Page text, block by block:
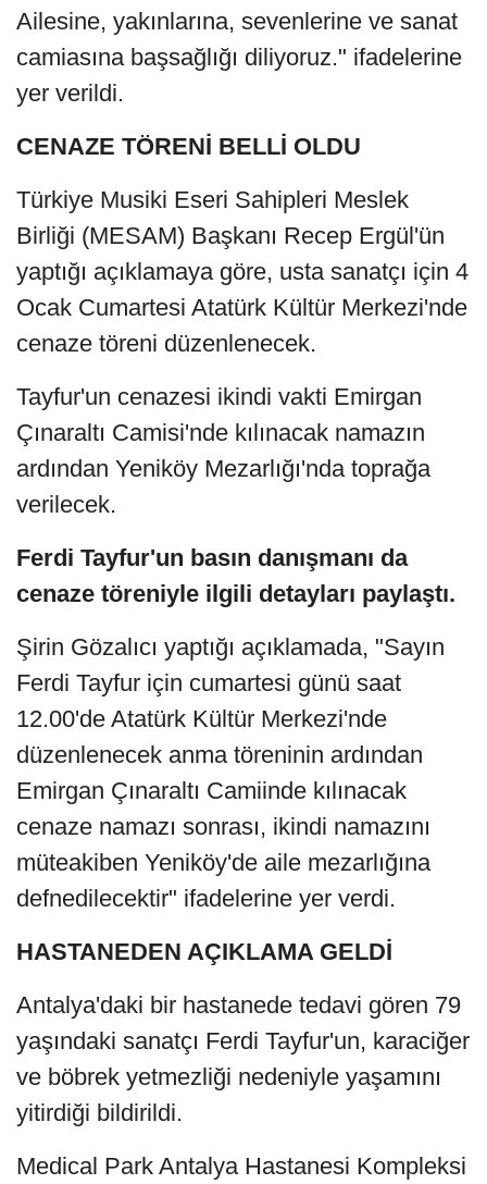
Ailesine, yakınlarına, sevenlerine ve sanat
camiasına başsağlığı diliyoruz." ifadelerine
yer verildi.
CENAZE TÖRENİ BELLİ OLDU
Türkiye Musiki Eseri Sahipleri Meslek
Birliği (MESAM) Başkanı Recep Ergül'ün
yaptığı açıklamaya göre, usta sanatçı için 4
Ocak Cumartesi Atatürk Kültür Merkezi'nde
cenaze töreni düzenlenecek.
Tayfur'un cenazesi ikindi vakti Emirgan
Çınaraltı Camisi'nde kılınacak namazın
ardından Yeniköy Mezarlığı'nda toprağa
verilecek.
Ferdi Tayfur'un basın danışmanı da
cenaze töreniyle ilgili detayları paylaştı.
Şirin Gözalıcı yaptığı açıklamada, "Sayın
Ferdi Tayfur için cumartesi günü saat
12.00'de Atatürk Kültür Merkezi'nde
düzenlenecek anma töreninin ardından
Emirgan Çınaraltı Camiinde kılınacak
cenaze namazı sonrası, ikindi namazını
müteakiben Yeniköy'de aile mezarlığına
defnedilecektir" ifadelerine yer verdi.
HASTANEDEN AÇIKLAMA GELDİ
Antalya'daki bir hastanede tedavi gören 79
yaşındaki sanatçı Ferdi Tayfur'un, karaciğer
ve böbrek yetmezliği nedeniyle yaşamını
yitirdiği bildirildi.
Medical Park Antalya Hastanesi Kompleksi